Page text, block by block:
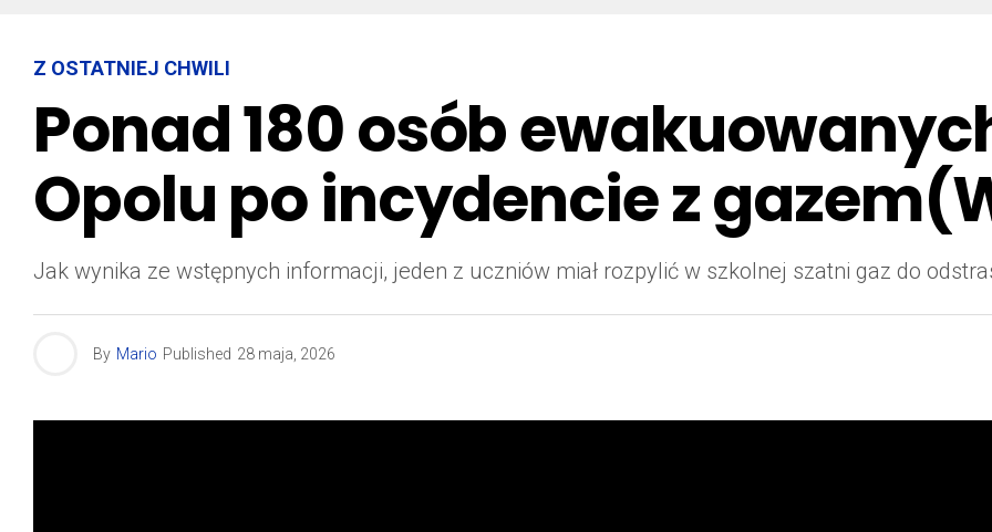
Z OSTATNIEJ CHWILI
Ponad 180 osób
Opolu po incydencie z
Jak wynika ze wstępnych informacji, jeden z uczniów miał rozpylić w szkolnej szatni gaz do
By Mario Published 28 maja, 2026